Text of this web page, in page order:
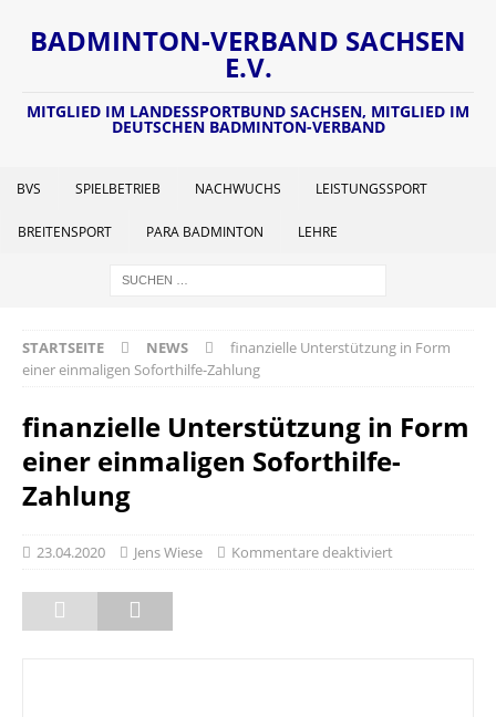
BADMINTON-VERBAND SACHSEN
E.V.
MITGLIED IM LANDESSPORTBUND SACHSEN, MITGLIED IM
DEUTSCHEN BADMINTON-VERBAND
BVS SPIELBETRIEB NACHWUCHS LEISTUNGSSPORT
BREITENSPORT PARA BADMINTON LEHRE
STARTSEITE NEWS
finanzielle Unterstützung in Form
einer einmaligen Soforthilfe-Zahlung
finanzielle Unterstützung in Form
einer einmaligen Soforthilfe-
Zahlung
23.04.2020 Jens Wiese Kommentare deaktiviert